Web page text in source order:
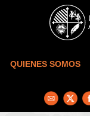
Skip to main content
QUIENES SOMOS